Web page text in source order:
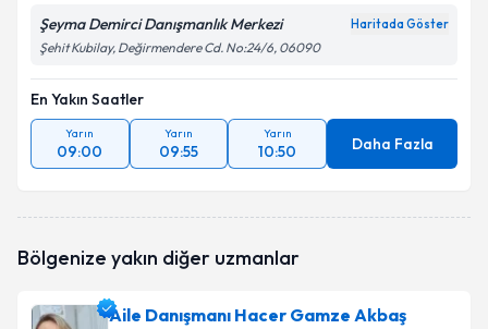
Şeyma Demirci Danışmanlık Merkezi Haritada Göster
Şehit Kubilay, Değirmendere Cd. No:24/6, 06090
En Yakın Saatler
Yarın
09:00
Yarın
09:55
Yarın
10:50 Daha Fazla
Bölgenize yakın diğer uzmanlar
Aile Danışmanı Hacer Gamze Akbaş